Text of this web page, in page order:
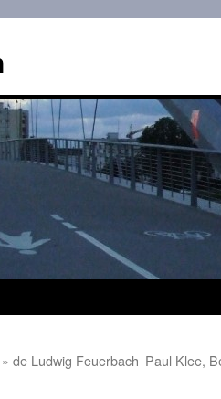
de Ludwig Feuerbach Paul Klee,